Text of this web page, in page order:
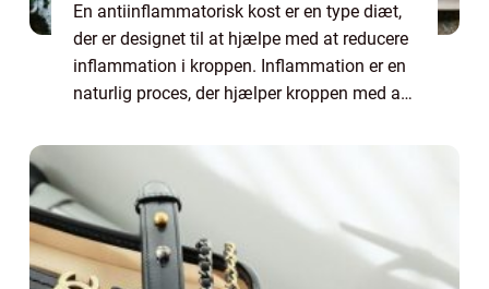
En antiinflammatorisk kost er en type diæt,
der er designet til at hjælpe med at reducere
inflammation i kroppen. Inflammation er en
naturlig proces, der hjælper kroppen med at
Men når inflammation bliver kroni...